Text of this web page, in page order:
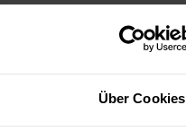
Über Cookies